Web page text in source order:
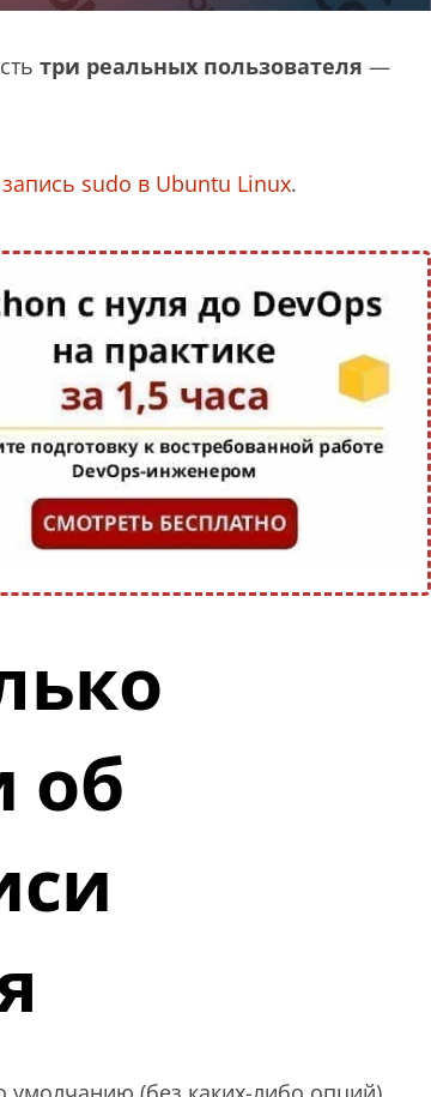
три реальных пользователя —
sudo в Ubuntu Linux.
об